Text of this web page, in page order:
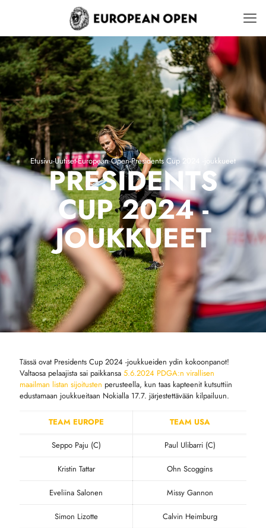
Etusivu-Uutiset-European Open-Presidents Cup 2024 -joukkueet
PRESIDENTS
CUP 2024 -
JOUKKUEET
Tässä ovat Presidents Cup 2024 -joukkueiden ydin kokoonpanot!
Valtaosa pelaajista sai paikkansa 5.6.2024 PDGA:n virallisen
maailman listan sijoitusten perusteella, kun taas kapteenit kutsuttiin
edustamaan joukkueitaan Nokialla 17.7. järjestettävään kilpailuun.
TEAM EUROPE TEAM USA
Seppo Paju (C) Paul Ulibarri (C)
Kristin Tattar Ohn Scoggins
Eveliina Salonen Missy Gannon
Simon Lizotte Calvin Heimburg